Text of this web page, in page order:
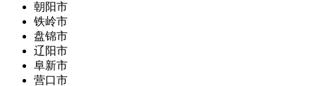
朝阳市
铁岭市
盘锦市
辽阳市
阜新市
营口市